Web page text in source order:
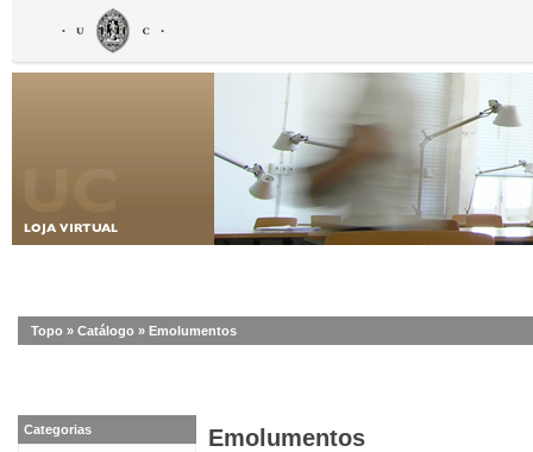
Topo » Catálogo » Emolumentos
Emolumentos
Categorias